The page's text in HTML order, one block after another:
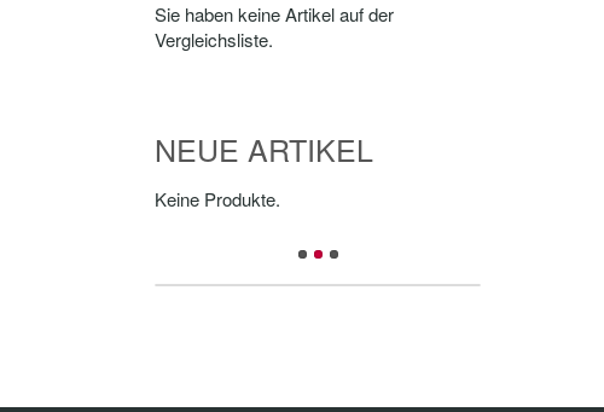
Sie haben keine Artikel auf der
Vergleichsliste.
NEUE ARTIKEL
Keine Produkte.